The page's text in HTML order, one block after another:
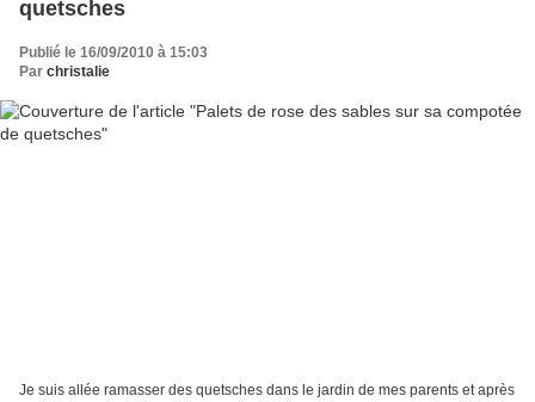
quetsches
Publié le 16/09/2010 à 15:03
Par christalie
Je suis allée ramasser des quetsches dans le jardin de mes parents et après